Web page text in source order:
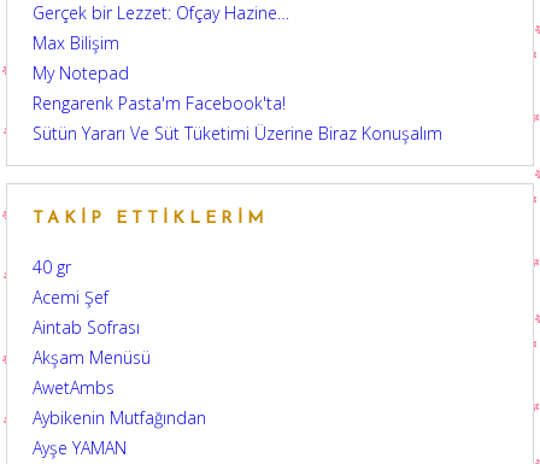
Gerçek bir Lezzet: Ofçay Hazine…
Max Bilişim
My Notepad
Rengarenk Pasta'm Facebook'ta!
Sütün Yararı Ve Süt Tüketimi Üzerine Biraz Konuşalım
TAKIP ETTIKLERIM
40 gr
Acemi Şef
Aintab Sofrası
Akşam Menüsü
AwetAmbs
Aybikenin Mutfağından
Ayşe YAMAN